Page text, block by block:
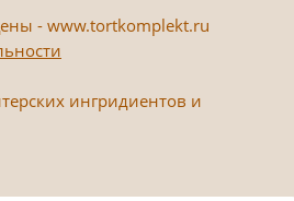
- www.tortkomplekt.ru
ингридиентов и